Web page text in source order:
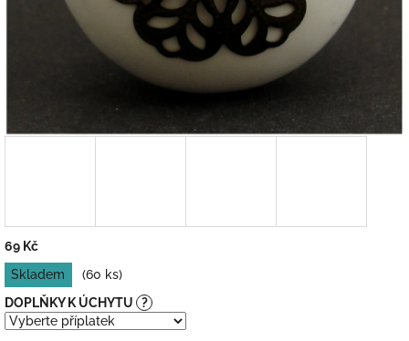
69 Kč
Měrná
cena:
Skladem
(60 ks)
DOPLŇKY K ÚCHYTU
?